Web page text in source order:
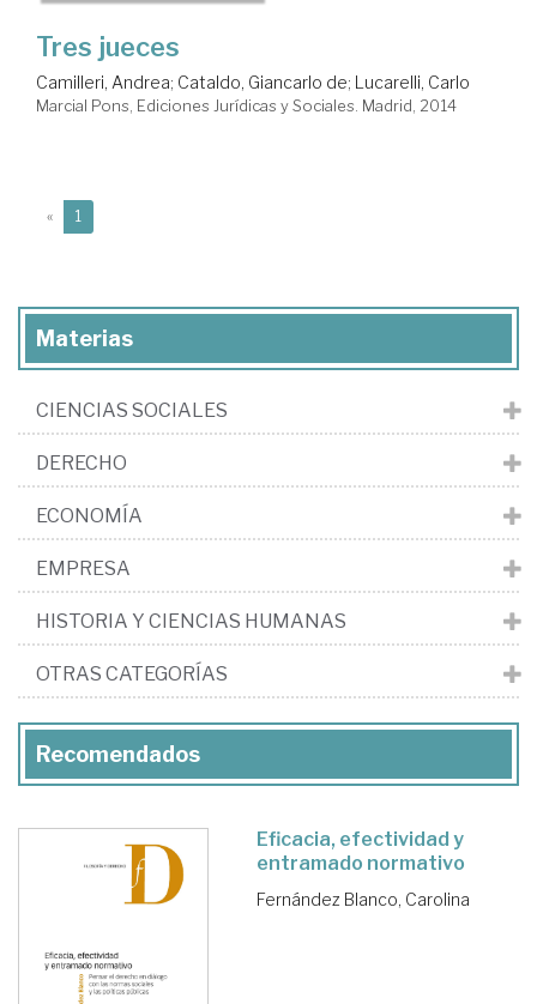
Tres jueces
Camilleri, Andrea; Cataldo, Giancarlo de; Lucarelli, Carlo
Marcial Pons, Ediciones Jurídicas y Sociales. Madrid, 2014
« 1
Materias
CIENCIAS SOCIALES
DERECHO
ECONOMÍA
EMPRESA
HISTORIA Y CIENCIAS HUMANAS
OTRAS CATEGORÍAS
Recomendados
Eficacia, efectividad y
entramado normativo
Fernández Blanco, Carolina